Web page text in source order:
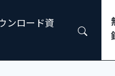
ンロード資